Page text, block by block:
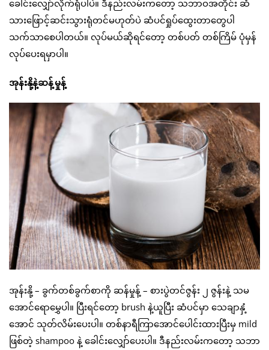
ခေါင်းလျှော်လိုက်ရုံပါပဲ။ ဒီနည်းလမ်းကတော့ သဘာဝအတိုင်း ဆံ
သားဖြောင့်ဆင်းသွားရုံတင်မဟုတ်ပဲ ဆံပင်ရှုပ်ထွေးတာတွေပါ
သက်သာစေပါတယ်။ လုပ်မယ်ဆိုရင်တော့ တစ်ပတ် တစ်ကြိမ် ပုံမှန်
လုပ်ပေးရမှာပါ။
အုန်းနို့နဲ့ဆန့်မှုန့်
အုန်းနို့ – ခွက်တစ်ခွက်စာကို ဆန်မှုန့် – စားပွဲတင်ဇွန်း ၂ ဇွန်းနဲ့ သမ
အောင်ရောမွှေပါ။ ပြီးရင်တော့ brush နဲ့ယူပြီး ဆံပင်မှာ သေချာနှံ့
အောင် သုတ်လိမ်းပေးပါ။ တစ်နာရီကြာအောင်ပေါင်းထားပြီးမှ mild
ဖြစ်တဲ့ shampoo နဲ့ ခေါင်းလျှော်ပေးပါ။ ဒီနည်းလမ်းကတော့ သဘာ